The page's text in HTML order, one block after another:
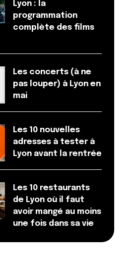
Lyon : la
programmation
complète des films
Les concerts (à ne
pas louper) à Lyon en
mai
Les 10 nouvelles
adresses à tester à
Lyon avant la rentrée
Les 10 restaurants
de Lyon où il faut
avoir mangé au moins
une fois dans sa vie